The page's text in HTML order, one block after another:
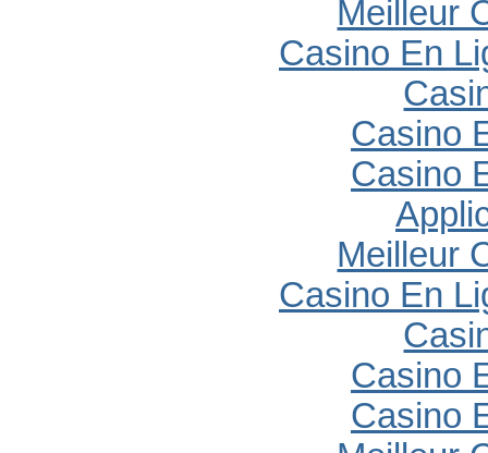
Meilleur
Casino En
Casino
Casino
Meilleur
Casino En
Casino
Casino